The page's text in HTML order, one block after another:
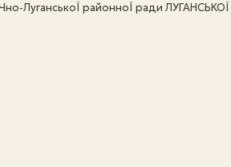
ЛуганськоЇ районноЇ ради